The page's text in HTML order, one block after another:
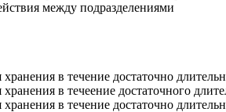
между подразделениями
в течение достаточно
в течеение достаточного
в течение достаточно